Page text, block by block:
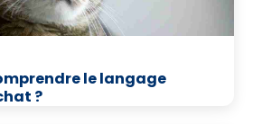
le langage
?